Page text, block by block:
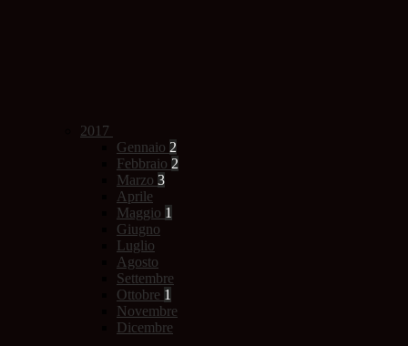
2017
Gennaio 2
Febbraio 2
Marzo 3
Aprile
Maggio 1
Giugno
Luglio
Agosto
Settembre
Ottobre 1
Novembre
Dicembre